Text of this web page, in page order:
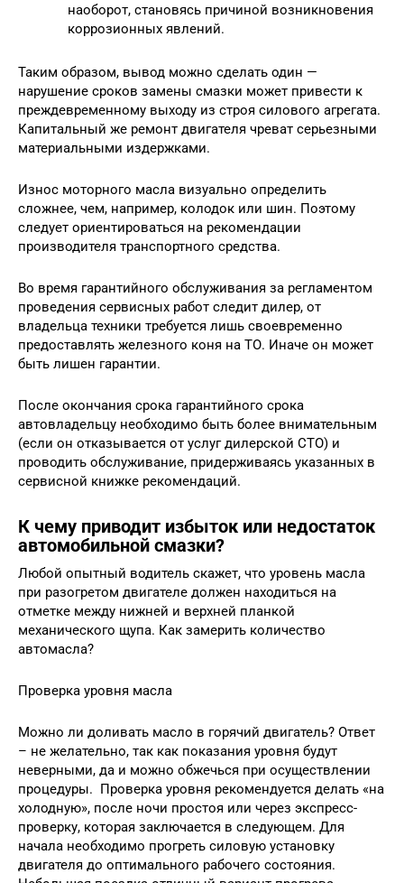
наоборот, становясь причиной возникновения
коррозионных явлений.
Таким образом, вывод можно сделать один —
нарушение сроков замены смазки может привести к
преждевременному выходу из строя силового агрегата.
Капитальный же ремонт двигателя чреват серьезными
материальными издержками.
Износ моторного масла визуально определить
сложнее, чем, например, колодок или шин. Поэтому
следует ориентироваться на рекомендации
производителя транспортного средства.
Во время гарантийного обслуживания за регламентом
проведения сервисных работ следит дилер, от
владельца техники требуется лишь своевременно
предоставлять железного коня на ТО. Иначе он может
быть лишен гарантии.
После окончания срока гарантийного срока
автовладельцу необходимо быть более внимательным
(если он отказывается от услуг дилерской СТО) и
проводить обслуживание, придерживаясь указанных в
сервисной книжке рекомендаций.
К чему приводит избыток или недостаток
автомобильной смазки?
Любой опытный водитель скажет, что уровень масла
при разогретом двигателе должен находиться на
отметке между нижней и верхней планкой
механического щупа. Как замерить количество
автомасла?
Проверка уровня масла
Можно ли доливать масло в горячий двигатель? Ответ
– не желательно, так как показания уровня будут
неверными, да и можно обжечься при осуществлении
процедуры. Проверка уровня рекомендуется делать «на
холодную», после ночи простоя или через экспресс-
проверку, которая заключается в следующем. Для
начала необходимо прогреть силовую установку
двигателя до оптимального рабочего состояния.